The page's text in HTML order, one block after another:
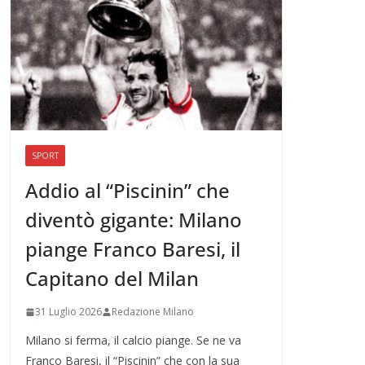
SPORT
Addio al “Piscinin” che
diventò gigante: Milano
piange Franco Baresi, il
Capitano del Milan
31 Luglio 2026 Redazione Milano
Milano si ferma, il calcio piange. Se ne va
Franco Baresi, il “Piscinin” che con la sua